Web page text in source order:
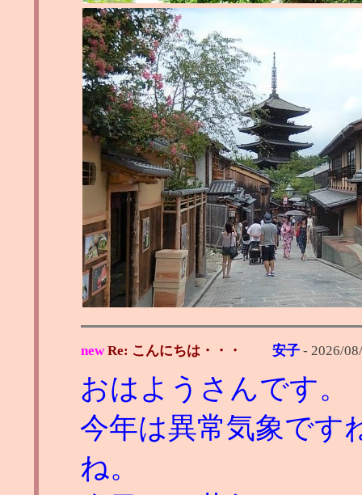
new Re: こんにちは・・・ 安子 - 2026/
おはようさんです。
今年は異常気象です
ね。